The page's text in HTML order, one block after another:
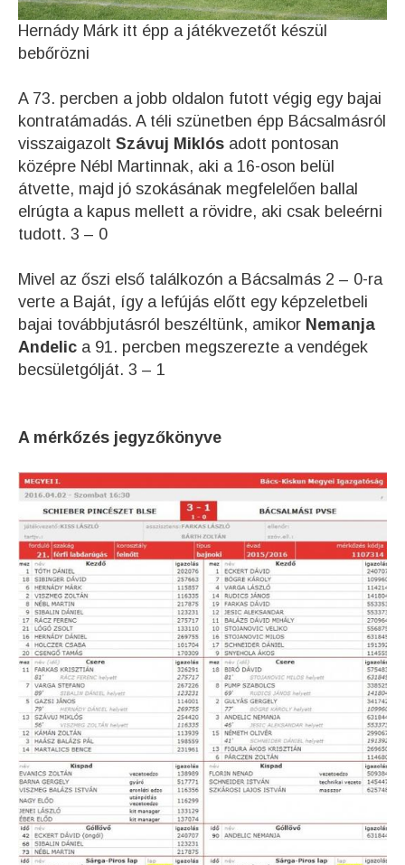
Hernády Márk itt épp a játékvezetőt készül
bebőrözni
A 73. percben a jobb oldalon futott végig egy bajai
kontratámadás. A téli szünetben épp Bácsalmásról
visszaigazolt Szávuj Miklós adott pontosan
középre Nébl Martinnak, aki a 16-oson belül
átvette, majd jó szokásának megfelelően ballal
elrúgta a kapus mellett a rövidre, aki csak beleérni
tudott. 3 – 0
Mivel az őszi első találkozón a Bácsalmás 2 – 0-ra
verte a Baját, így a lefújás előtt egy képzeletbeli
bajai továbbjutásról beszéltünk, amikor Nemanja
Andelic a 91. percben megszerezte a vendégek
becsületgólját. 3 – 1
A mérkőzés jegyzőkönyve